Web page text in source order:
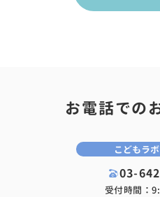
お電話での
こどもラボ
03-
受付時間：